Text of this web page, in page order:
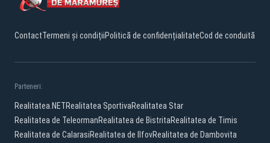
ContactTermeni și condițiiPolitică de confidențialitateCod de conduită
Parteneri:
Realitatea.NETRealitatea SportivaRealitatea Star
Realitatea de TeleormanRealitatea de BistritaRealitatea de Timis
Realitatea de CalarasiRealitatea de IlfovRealitatea de Dambovita